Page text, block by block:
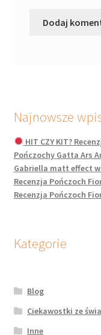
Najnowsze
HIT CZY KIT?
Pończochy Gatta Ars
Gabriella matt effect
Recenzja Pończoch
Recenzja Pończoch
Kategorie
Blog
Ciekawostki ze
Inne